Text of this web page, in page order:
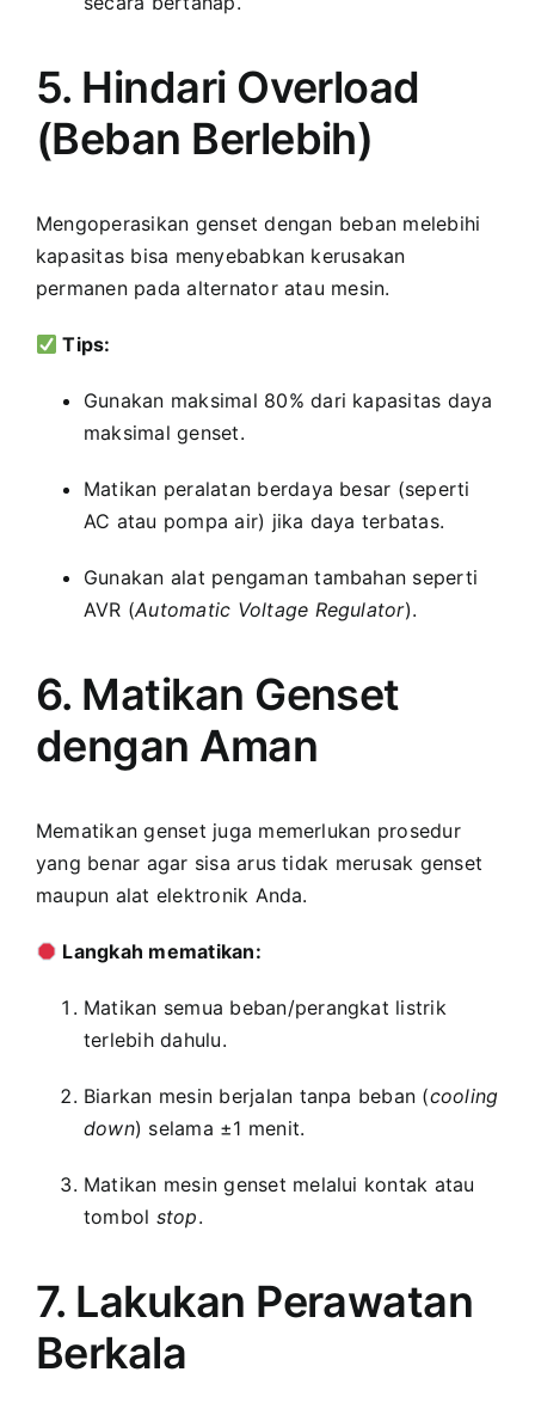
5. Hindari Overload
(Beban Berlebih)
Mengoperasikan genset dengan beban melebihi
kapasitas bisa menyebabkan kerusakan
permanen pada alternator atau mesin.
Tips:
Gunakan maksimal 80% dari kapasitas daya
maksimal genset.
Matikan peralatan berdaya besar (seperti
AC atau pompa air) jika daya terbatas.
Gunakan alat pengaman tambahan seperti
AVR (Automatic Voltage Regulator).
6. Matikan Genset
dengan Aman
Mematikan genset juga memerlukan prosedur
yang benar agar sisa arus tidak merusak genset
maupun alat elektronik Anda.
Langkah mematikan:
Matikan semua beban/perangkat listrik
terlebih dahulu.
Biarkan mesin berjalan tanpa beban (cooling
down) selama ±1 menit.
Matikan mesin genset melalui kontak atau
tombol stop.
7. Lakukan Perawatan
Berkala